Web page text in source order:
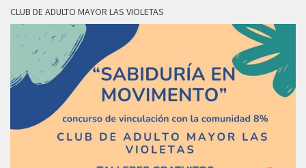
CLUB DE ADULTO MAYOR LAS VIOLETAS